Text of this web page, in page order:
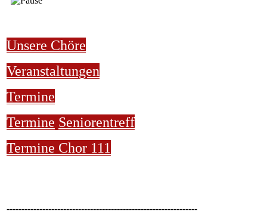
Unsere Chöre
Veranstaltungen
Termine
Termine Seniorentreff
Termine Chor 111
----------------------------------------------------------------